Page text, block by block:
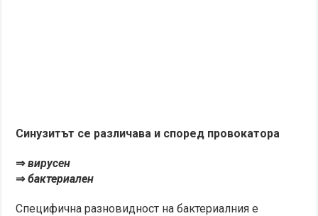
Синузитът се различава и според провокатора
⇒ вирусен
⇒ бактериален
Специфична разновидност на бактериалния е